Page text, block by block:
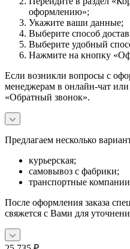
оформлению»;
Укажите ваши данные;
Выберите способ
Выберите удобный
Нажмите на кнопку
Если возникли вопросы с
менеджерам в онлайн-чат
«Обратный звонок».
Предлагаем несколько
курьерская;
самовывоз с фабрики;
транспортные
После оформления заказа
свяжется с Вами для